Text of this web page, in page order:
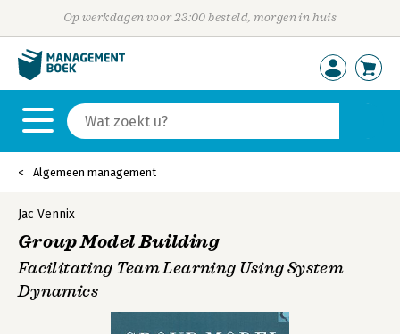
Op werkdagen voor 23:00 besteld, morgen in huis
Algemeen management
Jac Vennix
Group Model Building
Facilitating Team Learning Using System
Dynamics